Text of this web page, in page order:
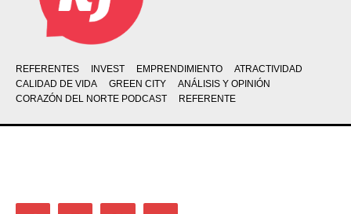
REFERENTES INVEST EMPRENDIMIENTO
ATRACTIVIDAD
CALIDAD DE VIDA
GREEN CITY
ANÁLISIS Y OPINIÓN
CORAZÓN DEL NORTE PODCAST
REFERENTE